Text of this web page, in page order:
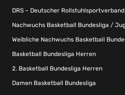
DRS – Deutscher
Nachwuchs Basketball Bundesliga /
Weibliche Nachwuchs Basketball
Basketball Bundesliga Herren
2. Basketball Bundesliga Herren
Damen Basketball Bundesliga